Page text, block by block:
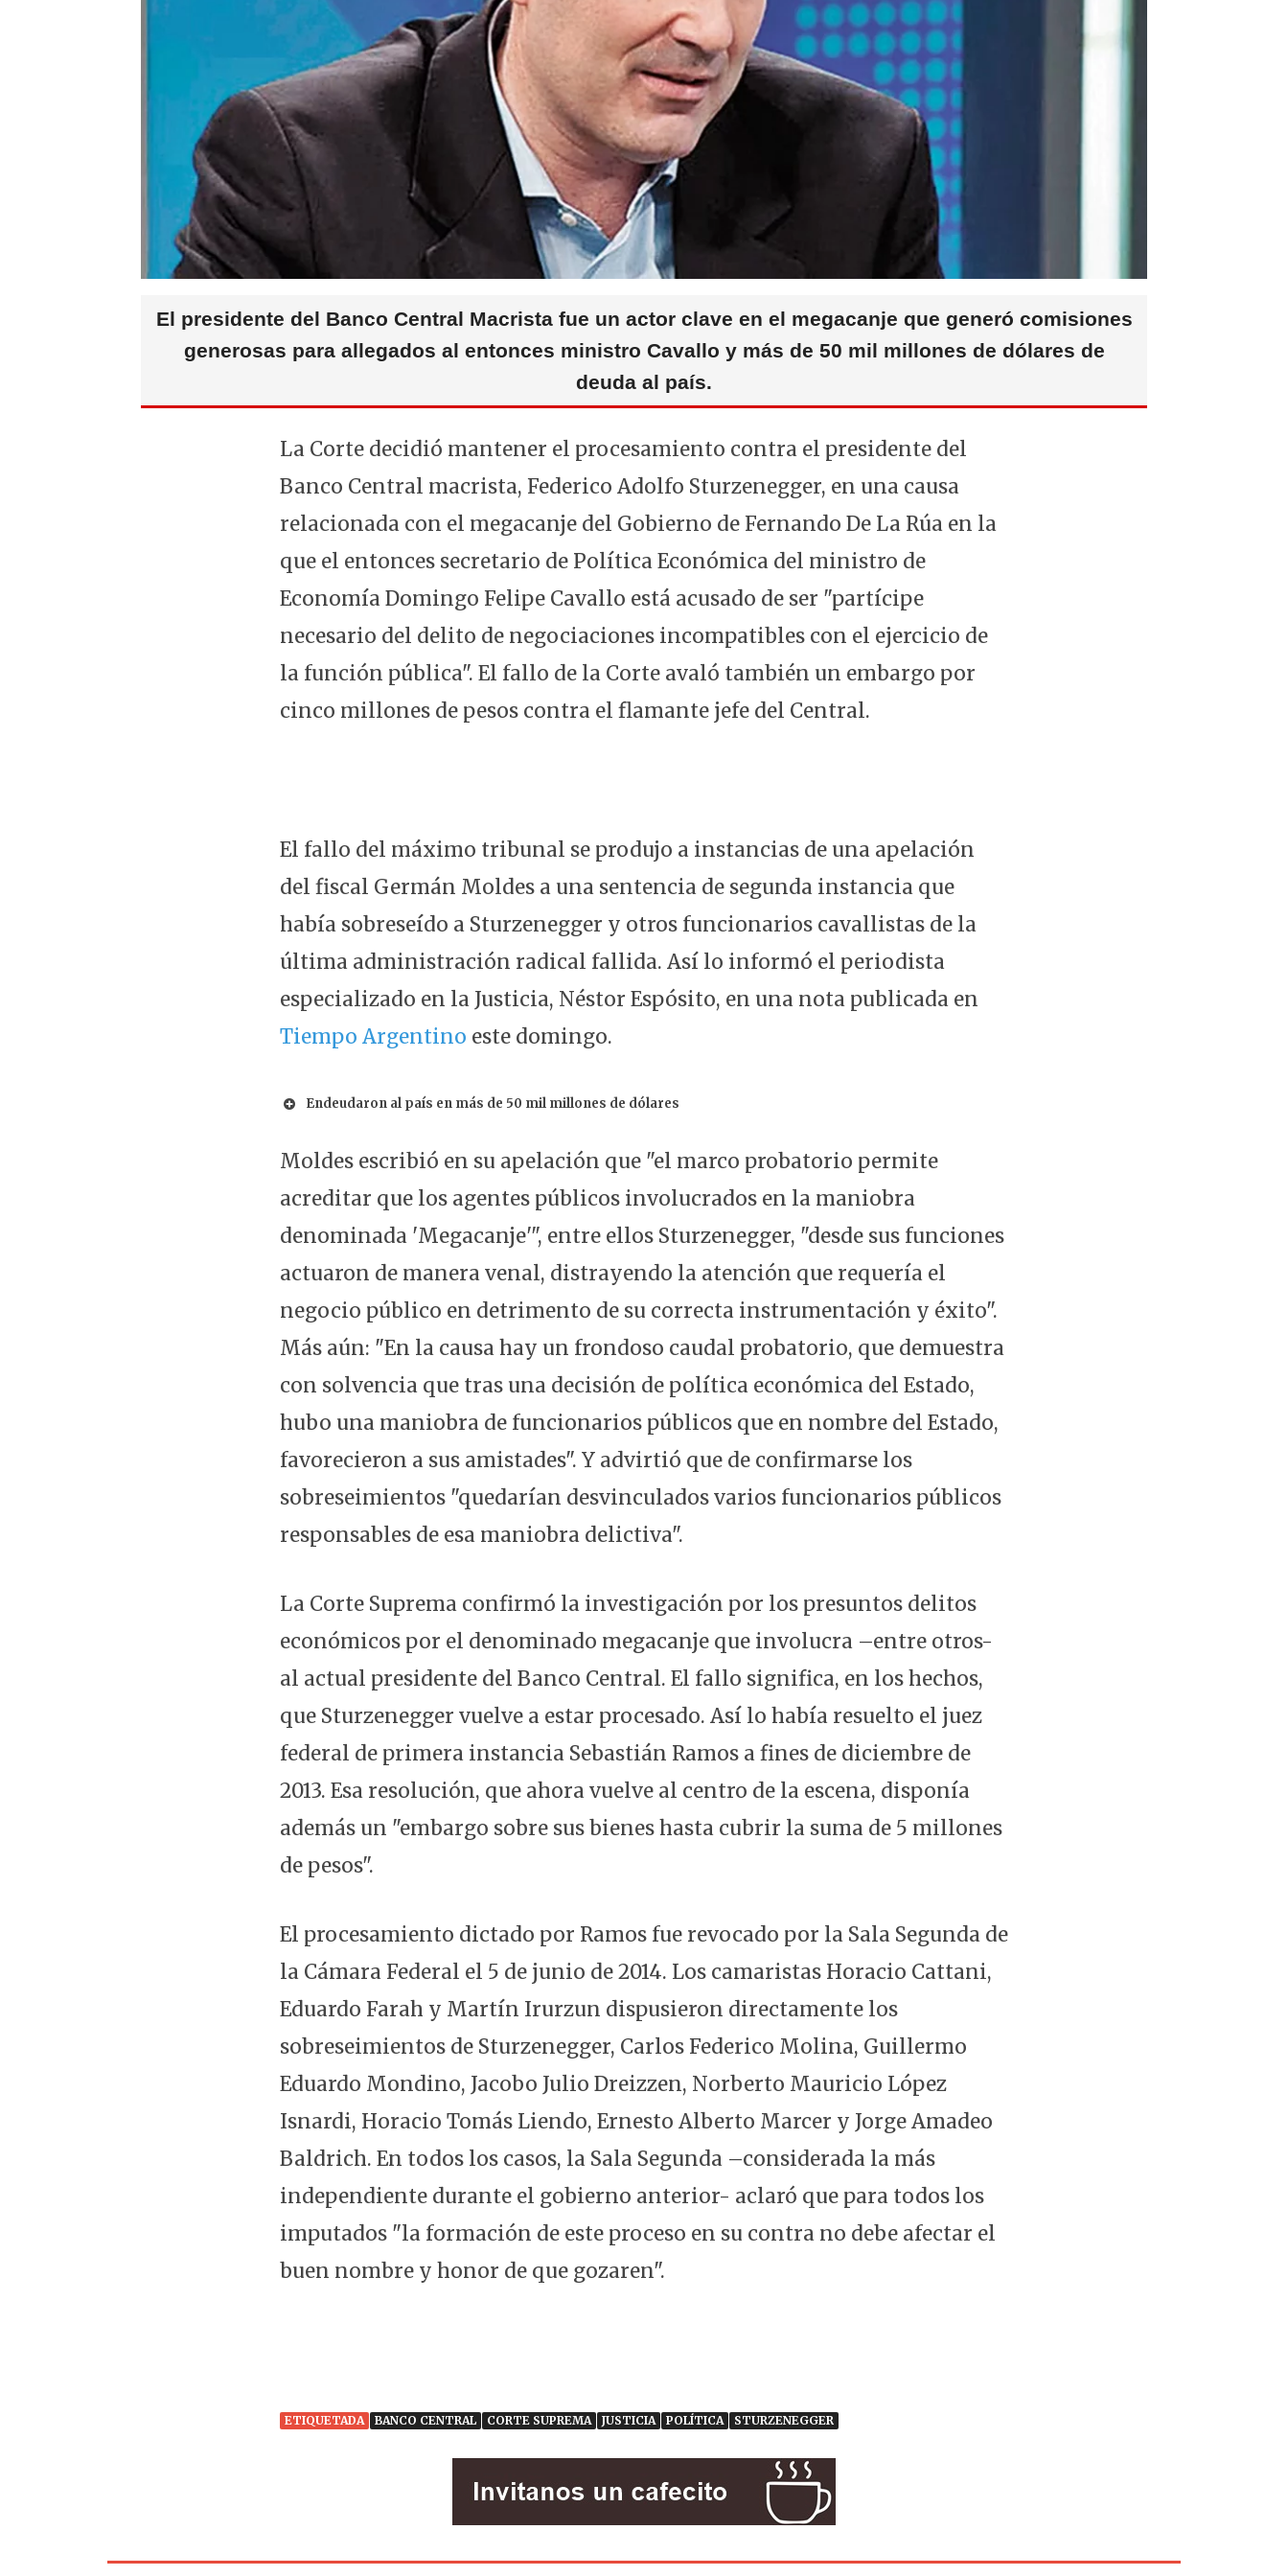
El presidente del Banco Central Macrista fue un actor clave en el megacanje que generó comisiones
generosas para allegados al entonces ministro Cavallo y más de 50 mil millones de dólares de
deuda al país.
La Corte decidió mantener el procesamiento contra el presidente del
Banco Central macrista, Federico Adolfo Sturzenegger, en una causa
relacionada con el megacanje del Gobierno de Fernando De La Rúa en la
que el entonces secretario de Política Económica del ministro de
Economía Domingo Felipe Cavallo está acusado de ser "partícipe
necesario del delito de negociaciones incompatibles con el ejercicio de
la función pública". El fallo de la Corte avaló también un embargo por
cinco millones de pesos contra el flamante jefe del Central.
El fallo del máximo tribunal se produjo a instancias de una apelación
del fiscal Germán Moldes a una sentencia de segunda instancia que
había sobreseído a Sturzenegger y otros funcionarios cavallistas de la
última administración radical fallida. Así lo informó el periodista
especializado en la Justicia, Néstor Espósito, en una nota publicada en
Tiempo Argentino este domingo.
Endeudaron al país en más de 50 mil millones de dólares
Moldes escribió en su apelación que "el marco probatorio permite
acreditar que los agentes públicos involucrados en la maniobra
denominada 'Megacanje'", entre ellos Sturzenegger, "desde sus funciones
actuaron de manera venal, distrayendo la atención que requería el
negocio público en detrimento de su correcta instrumentación y éxito".
Más aún: "En la causa hay un frondoso caudal probatorio, que demuestra
con solvencia que tras una decisión de política económica del Estado,
hubo una maniobra de funcionarios públicos que en nombre del Estado,
favorecieron a sus amistades". Y advirtió que de confirmarse los
sobreseimientos "quedarían desvinculados varios funcionarios públicos
responsables de esa maniobra delictiva".
La Corte Suprema confirmó la investigación por los presuntos delitos
económicos por el denominado megacanje que involucra –entre otros-
al actual presidente del Banco Central. El fallo significa, en los hechos,
que Sturzenegger vuelve a estar procesado. Así lo había resuelto el juez
federal de primera instancia Sebastián Ramos a fines de diciembre de
2013. Esa resolución, que ahora vuelve al centro de la escena, disponía
además un "embargo sobre sus bienes hasta cubrir la suma de 5 millones
de pesos".
El procesamiento dictado por Ramos fue revocado por la Sala Segunda de
la Cámara Federal el 5 de junio de 2014. Los camaristas Horacio Cattani,
Eduardo Farah y Martín Irurzun dispusieron directamente los
sobreseimientos de Sturzenegger, Carlos Federico Molina, Guillermo
Eduardo Mondino, Jacobo Julio Dreizzen, Norberto Mauricio López
Isnardi, Horacio Tomás Liendo, Ernesto Alberto Marcer y Jorge Amadeo
Baldrich. En todos los casos, la Sala Segunda –considerada la más
independiente durante el gobierno anterior- aclaró que para todos los
imputados "la formación de este proceso en su contra no debe afectar el
buen nombre y honor de que gozaren".
ETIQUETADA BANCO CENTRAL CORTE SUPREMA JUSTICIA POLÍTICA STURZENEGGER